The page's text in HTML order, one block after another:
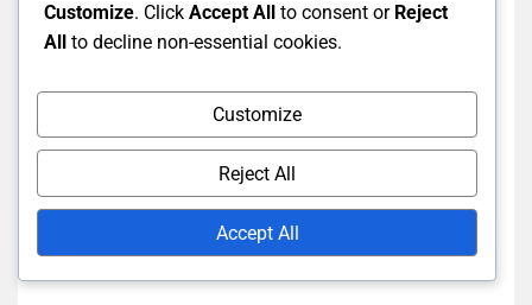
podczas rozwiązywania sporów. W razie potrzeby
zaangażowanie neutralnej strony, takiej jak trener
perspektywę i ułatwić sprawiedliwe rozwiązanie.
Techniki przygotowania
mentalnego
Customize. Click Accept All to consent or Reject
All to decline non-essential cookies.
Customize
Reject All
Accept All